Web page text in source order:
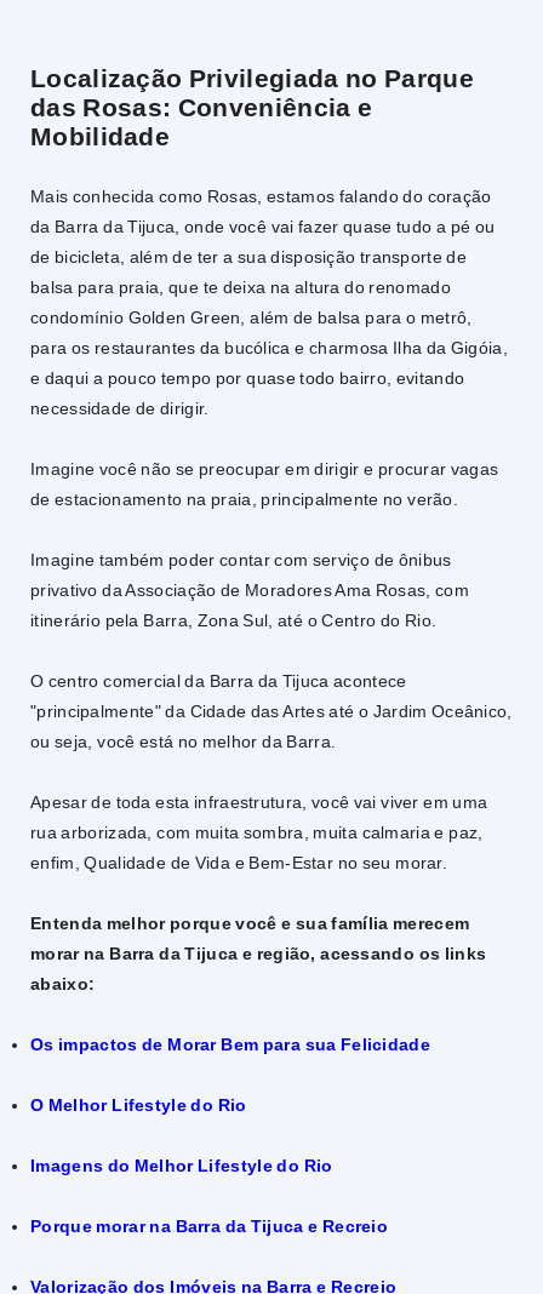
Localização Privilegiada no Parque
das Rosas: Conveniência e
Mobilidade
Mais conhecida como Rosas, estamos falando do coração
da Barra da Tijuca, onde você vai fazer quase tudo a pé ou
de bicicleta, além de ter a sua disposição transporte de
balsa para praia, que te deixa na altura do renomado
condomínio Golden Green, além de balsa para o metrô,
para os restaurantes da bucólica e charmosa Ilha da Gigóia,
e daqui a pouco tempo por quase todo bairro, evitando
necessidade de dirigir.
Imagine você não se preocupar em dirigir e procurar vagas
de estacionamento na praia, principalmente no verão.
Imagine também poder contar com serviço de ônibus
privativo da Associação de Moradores Ama Rosas, com
itinerário pela Barra, Zona Sul, até o Centro do Rio.
O centro comercial da Barra da Tijuca acontece
"principalmente" da Cidade das Artes até o Jardim Oceânico,
ou seja, você está no melhor da Barra.
Apesar de toda esta infraestrutura, você vai viver em uma
rua arborizada, com muita sombra, muita calmaria e paz,
enfim, Qualidade de Vida e Bem-Estar no seu morar.
Entenda melhor porque você e sua família merecem
morar na Barra da Tijuca e região, acessando os links
abaixo:
Os impactos de Morar Bem para sua Felicidade
O Melhor Lifestyle do Rio
Imagens do Melhor Lifestyle do Rio
Porque morar na Barra da Tijuca e Recreio
Valorização dos Imóveis na Barra e Recreio